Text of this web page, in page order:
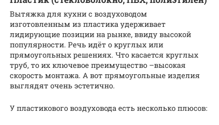
Вытяжка для кухни с воздуховодом
изготовленным из пластика удерживает
лидирующие позиции на рынке, ввиду высокой
популярности. Речь идёт о круглых или
прямоугольных решениях. Что касается круглых
труб, то их ключевое преимущество –высокая
скорость монтажа. А вот прямоугольные изделия
выглядят очень эстетично.
У пластикового воздуховода есть несколько плюсов: